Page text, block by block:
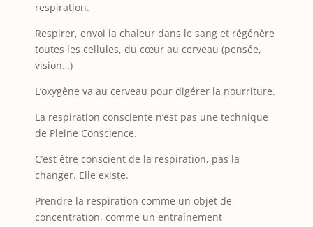
respiration.
Respirer, envoi la chaleur dans le sang et régénère
toutes les cellules, du cœur au cerveau (pensée,
vision…)
L’oxygène va au cerveau pour digérer la nourriture.
La respiration consciente n’est pas une technique
de Pleine Conscience.
C’est être conscient de la respiration, pas la
changer. Elle existe.
Prendre la respiration comme un objet de
concentration, comme un entraînement